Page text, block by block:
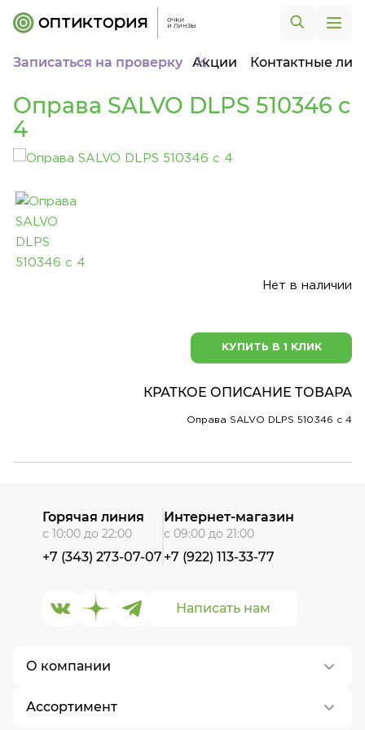
Записаться на проверку Акции Контактные
Оправа SALVO DLPS 510346 c
4
Нет в наличии
КУПИТЬ В 1 КЛИК
КРАТКОЕ ОПИСАНИЕ ТОВАРА
Оправа SALVO DLPS 510346 c 4
О компании
О нас
Ассортимент
Написать нам
Горячая линия
с 10:00 до 22:00
+7 (343) 273-07-07
Интернет-магазин
с 09:00 до 21:00
+7 (922) 113-33-77